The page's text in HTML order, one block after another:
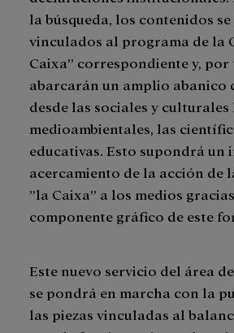
la búsqueda, los contenidos
vinculados al programa de la
Caixa” correspondiente y, por
abarcarán un amplio abanico
desde las sociales y culturales
medioambientales, las
educativas. Esto supondrá un
acercamiento de la acción de
”la Caixa” a los medios
componente gráfico de este
Este nuevo servicio del área
se pondrá en marcha con la
las piezas vinculadas al